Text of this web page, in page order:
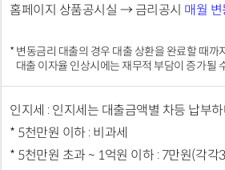
홈페이지 상품공시실 → 금리공시 매월
* 변동금리 대출의 경우 대출 상환을 완료할 때
대출 이자율 인상시에는 재무적 부담이 증가될
인지세 : 인지세는 대출금액별 차등 납부
* 5천만원 이하 : 비과세
* 5천만원 초과 ~ 1억원 이하 : 7만원(각각